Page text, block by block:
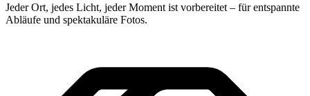
Jeder Ort, jedes Licht, jeder Moment ist vorbereitet – für entspannte
Abläufe und spektakuläre Fotos.